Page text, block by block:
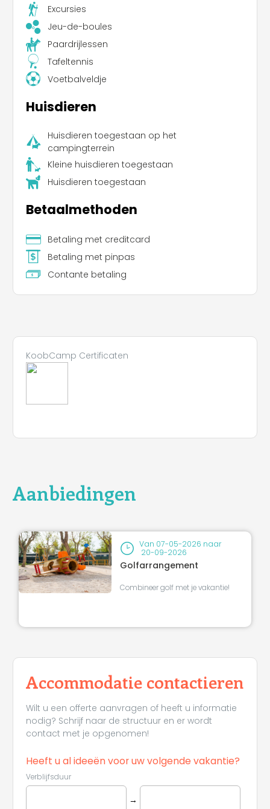
Excursies
Jeu-de-boules
Paardrijlessen
Tafeltennis
Voetbalveldje
Huisdieren
Huisdieren toegestaan op het
campingterrein
Kleine huisdieren toegestaan
Huisdieren toegestaan
Betaalmethoden
Betaling met creditcard
Betaling met pinpas
Contante betaling
KoobCamp Certificaten
Aanbiedingen
Van 07-05-2026 naar
20-09-2026
Golfarrangement
Combineer golf met je vakantie!
Accommodatie contactieren
Wilt u een offerte aanvragen of heeft u informatie
nodig? Schrijf naar de structuur en er wordt
contact met je opgenomen!
Heeft u al ideeën voor uw volgende vakantie?
Verblijfsduur
→
Leaflet |©Koobcamp S.r.l.